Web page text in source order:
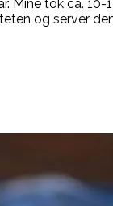
Mine tok ca. 10-
og server